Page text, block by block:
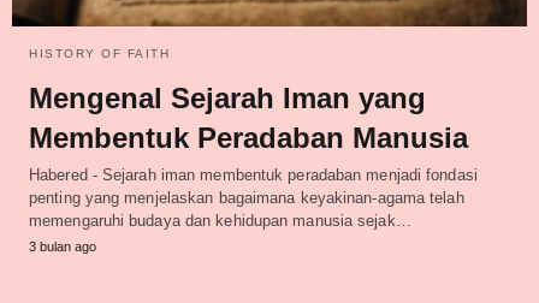
HISTORY OF FAITH
Mengenal Sejarah Iman yang
Membentuk Peradaban Manusia
Habered - Sejarah iman membentuk peradaban menjadi fondasi
penting yang menjelaskan bagaimana keyakinan-agama telah
memengaruhi budaya dan kehidupan manusia sejak…
3 bulan ago